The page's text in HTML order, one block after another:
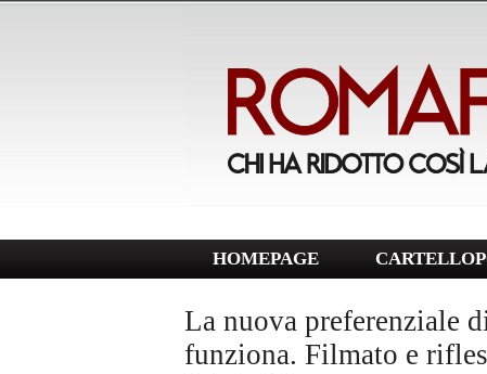
HOMEPAGE
La nuova preferenziale
funziona. Filmato e